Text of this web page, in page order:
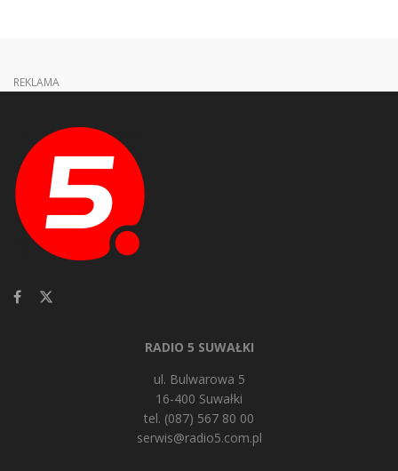
REKLAMA
RADIO 5 SUWAŁKI
ul. Bulwarowa 5
16-400 Suwałki
tel. (087) 567 80 00
serwis@radio5.com.pl